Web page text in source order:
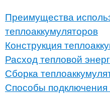
Преимущества
теплоаккумуляторов
Конструкция
Расход тепловой
Сборка
Способы подключения